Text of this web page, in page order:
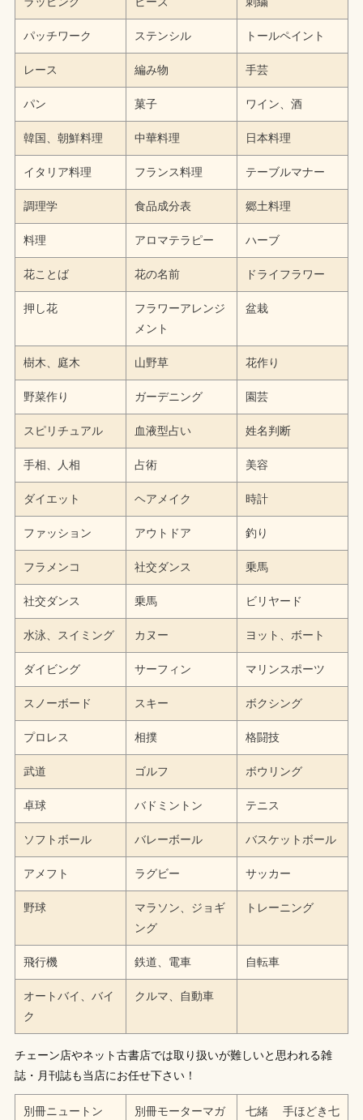
パッチワーク ステンシル トールペイント
レース 編み物 手芸
パン 菓子 ワイン、酒
韓国、朝鮮料理 中華料理 日本料理
イタリア料理 フランス料理 テーブルマナー
調理学 食品成分表 郷土料理
料理 アロマテラピー ハーブ
花ことば 花の名前 ドライフラワー
押し花
フラワーアレンジ
メント
盆栽
樹木、庭木 山野草 花作り
野菜作り ガーデニング 園芸
スピリチュアル 血液型占い 姓名判断
手相、人相 占術 美容
ダイエット ヘアメイク 時計
ファッション アウトドア 釣り
フラメンコ 社交ダンス 乗馬
社交ダンス 乗馬 ビリヤード
水泳、スイミング カヌー ヨット、ボート
ダイビング サーフィン マリンスポーツ
スノーボード スキー ボクシング
プロレス 相撲 格闘技
武道 ゴルフ ボウリング
卓球 バドミントン テニス
ソフトボール バレーボール バスケットボール
アメフト ラグビー サッカー
野球
マラソン、ジョギ
ング
トレーニング
飛行機 鉄道、電車 自転車
オートバイ、バイ
ク
クルマ、自動車
チェーン店やネット古書店では取り扱いが難しいと思われる雑
誌・月刊誌も当店にお任せ下さい！
別冊ニュートン
別冊モーターマガ
七緒 手ほどき七